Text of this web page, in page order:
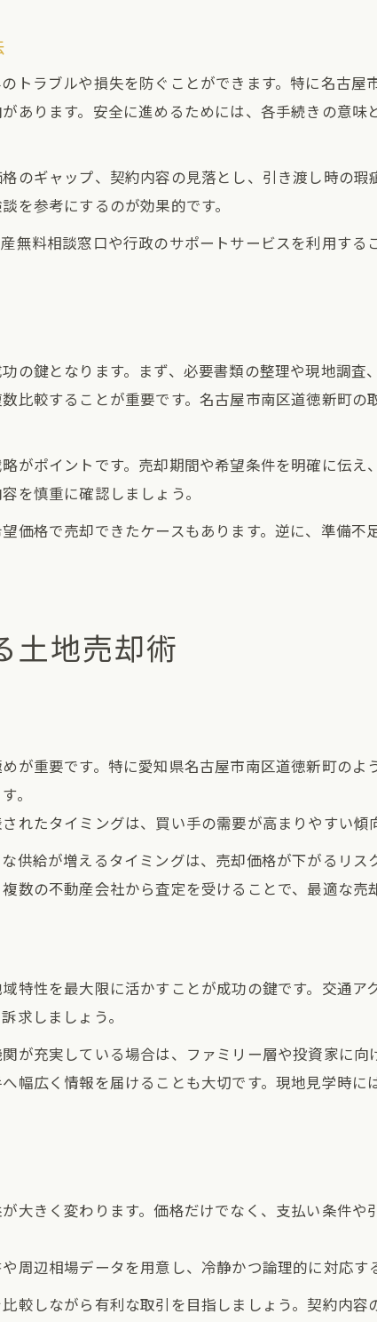
土地売却時の無料相談のメリットとは
トラブルや損失を防ぐことができます。特に名古
あります。安全に進めるためには、各手続きの意
のギャップ、契約内容の見落とし、引き渡し時の
を参考にするのが効果的です。
無料相談窓口や行政のサポートサービスを利用す
の鍵となります。まず、必要書類の整理や現地調
比較することが重要です。名古屋市南区道徳新町
がポイントです。売却期間や希望条件を明確に伝え
を慎重に確認しましょう。
価格で売却できたケースもあります。逆に、準備不
土地売却術
が重要です。特に愛知県名古屋市南区道徳新町の
。
れたタイミングは、買い手の需要が高まりやすい傾
供給が増えるタイミングは、売却価格が下がるリ
数の不動産会社から査定を受けることで、最適な売
特性を最大限に活かすことが成功の鍵です。交通
求しましょう。
が充実している場合は、ファミリー層や投資家に
幅広く情報を届けることも大切です。現地見学時
大きく変わります。価格だけでなく、支払い条件
周辺相場データを用意し、冷静かつ論理的に対応す
較しながら有利な取引を目指しましょう。契約内